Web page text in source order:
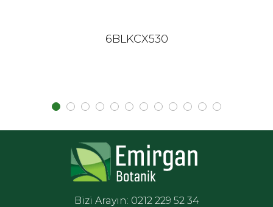
6BLKCX530
Bizi Arayın: 0212 229 52 34